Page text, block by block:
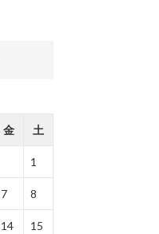
金 土
1
7 8
14 15